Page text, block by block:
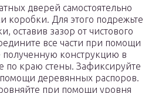
дверей самостоятельно
коробки. Для этого подрежьте
оставив зазор от чистового
все части при помощи
полученную конструкцию в
по краю стены. Зафиксируйте
деревянных распоров.
при помощи уровня